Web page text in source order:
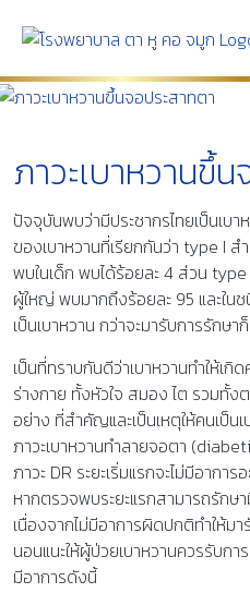
ภาวะเบาหวานขึ้
ปัจจุบันพบว่ามีประชากรไทยเป็นเบ
ของเบาหวานที่เรียกกันว่า type I
พบในเด็ก พบได้ร้อยละ 4 ส่วน
ผู้ใหญ่ พบมากถึงร้อยละ 95 และใน
เป็นเบาหวาน กว่าจะมารับการรักษ
เป็นที่ทราบกันดีว่าเบาหวานทำให้เ
ร่างกาย ทั้งหัวใจ สมอง ไต รวมทั้
อย่าง ที่สำคัญและเป็นเหตุให้คนเป็
ภาวะเบาหวานทำลายจอตา
ภาวะ DR ระยะเริ่มแรกจะไม่มีอากา
หากตรวจพบระยะแรกสามารถรักษ
เนื่องจากไม่มีอาการผิดปกติทำให้ม
นอนแนะให้ผู้ป่วยเบาหวานควรรับก
มีอาการดังนี้